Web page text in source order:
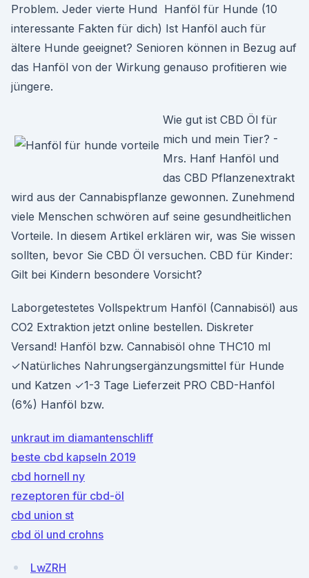
Problem. Jeder vierte Hund Hanföl für Hunde (10
interessante Fakten für dich) Ist Hanföl auch für
ältere Hunde geeignet? Senioren können in Bezug auf
das Hanföl von der Wirkung genauso profitieren wie
jüngere.
Wie gut ist CBD Öl für
mich und mein Tier? -
Mrs. Hanf Hanföl und
das CBD Pflanzenextrakt
wird aus der Cannabispflanze gewonnen. Zunehmend
viele Menschen schwören auf seine gesundheitlichen
Vorteile. In diesem Artikel erklären wir, was Sie wissen
sollten, bevor Sie CBD Öl versuchen. CBD für Kinder:
Gilt bei Kindern besondere Vorsicht?
Laborgetestetes Vollspektrum Hanföl (Cannabisöl) aus
CO2 Extraktion jetzt online bestellen. Diskreter
Versand! Hanföl bzw. Cannabisöl ohne THC10 ml
✓Natürliches Nahrungsergänzungsmittel für Hunde
und Katzen ✓1-3 Tage Lieferzeit PRO CBD-Hanföl
(6%) Hanföl bzw.
unkraut im diamantenschliff
beste cbd kapseln 2019
cbd hornell ny
rezeptoren für cbd-öl
cbd union st
cbd öl und crohns
LwZRH